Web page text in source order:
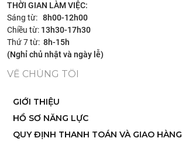
THỜI GIAN LÀM VIỆC:
Sáng từ:8h00-12h00
Chiều từ: 13h30-17h30
Thứ 7 từ:8h-15h
(Nghỉ chủ nhật và ngày lễ)
VỀ CHÚNG TÔI
GIỚI THIỆU
HỒ SƠ NĂNG LỰC
QUY ĐỊNH THANH TOÁN VÀ GIAO HÀNG